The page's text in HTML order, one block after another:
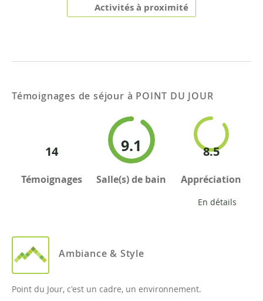
Activités à proximité
Témoignages de séjour à POINT DU JOUR
14
Témoignages
9.1
Salle(s) de bain
8.5
Appréciation
En détails
Ambiance & Style
Point du Jour, c'est un cadre, un environnement.